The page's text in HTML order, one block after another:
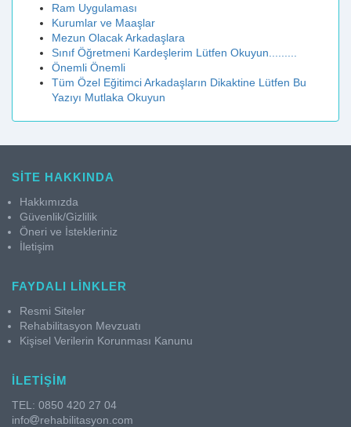
Ram Uygulaması
Kurumlar ve Maaşlar
Mezun Olacak Arkadaşlara
Sınıf Öğretmeni Kardeşlerim Lütfen Okuyun.........
Önemli Önemli
Tüm Özel Eğitimci Arkadaşların Dikaktine Lütfen Bu
Yazıyı Mutlaka Okuyun
SİTE HAKKINDA
Hakkımızda
Güvenlik/Gizlilik
Öneri ve İstekleriniz
İletişim
FAYDALI LİNKLER
Resmi Siteler
Rehabilitasyon Mevzuatı
Kişisel Verilerin Korunması Kanunu
İLETİŞİM
TEL: 0850 420 27 04
info
rehabilitasyon.com